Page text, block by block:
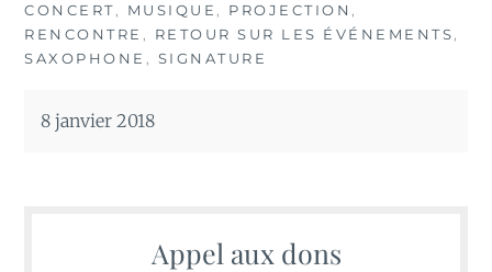
CONCERT, MUSIQUE , PROJECTION ,
RENCONTRE , RETOUR SUR LES ÉVÉNEMENTS,
SAXOPHONE , SIGNATURE
8 janvier 2018
Appel aux dons